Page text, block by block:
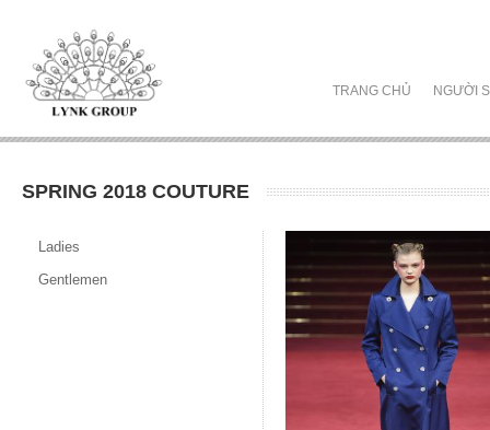
TRANG CHỦ NGƯỜI
SPRING 2018 COUTURE
Ladies
Gentlemen